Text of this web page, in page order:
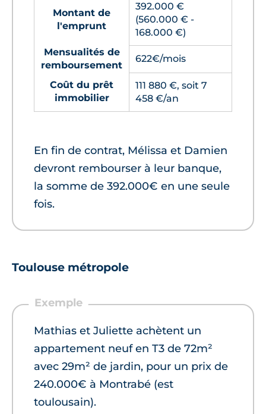
Montant de
l'emprunt
392.000 €
(560.000 € -
168.000 €)
Mensualités de
remboursement
622€/mois
Coût du prêt
immobilier
111 880 €, soit 7
458 €/an
En fin de contrat, Mélissa et Damien
devront rembourser à leur banque,
la somme de 392.000€ en une seule
fois.
Toulouse métropole
Mathias et Juliette achètent un
appartement neuf en T3 de 72m²
avec 29m² de jardin, pour un prix de
240.000€ à Montrabé (est
toulousain).